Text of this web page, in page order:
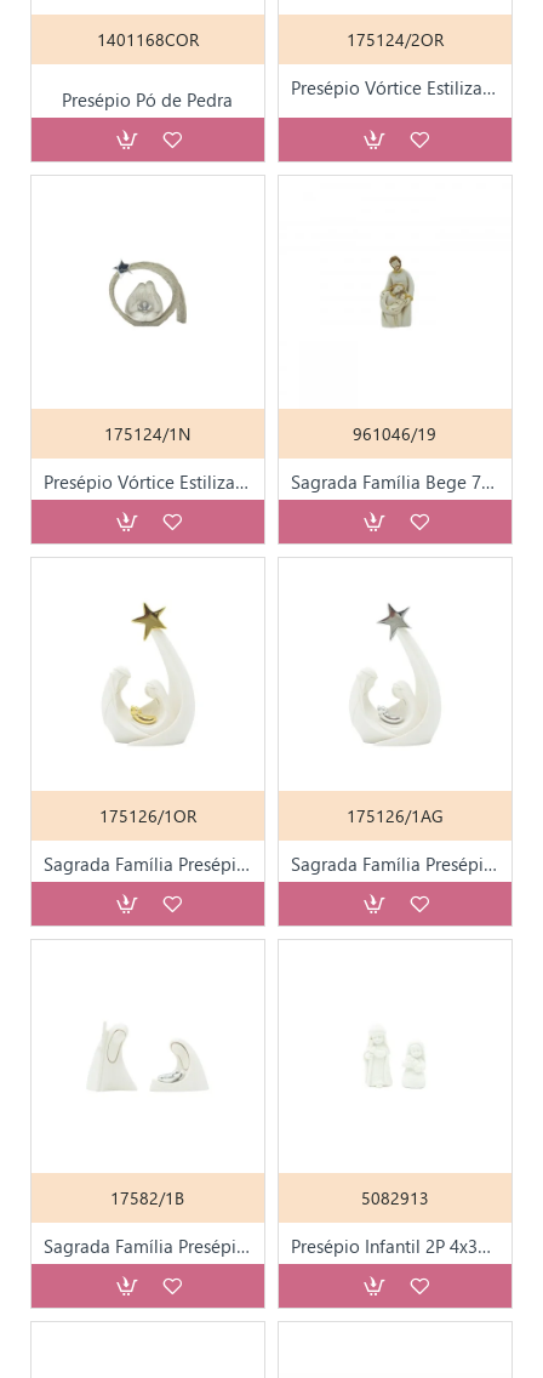
1401168COR
Presépio Pó de Pedra
175124/2OR
Presépio Vórtice Estilizado C/ Estrela 30cm
175124/1N
Presépio Vórtice Estilizado C/ Estrela 9x12cm
961046/19
Sagrada Família Bege 7cm
175126/1OR
Sagrada Família Presépio 9x17cm
175126/1AG
Sagrada Família Presépio 9x17cm
17582/1B
Sagrada Família Presépio Estilizada 12x10cm
5082913
Presépio Infantil 2P 4x3x8cm